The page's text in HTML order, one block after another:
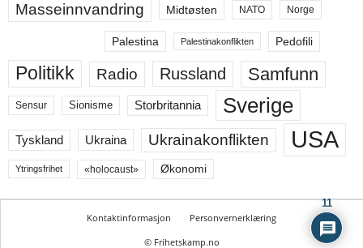
Masseinnvandring Midtøsten NATO Norge
Palestina Palestinakonflikten Pedofili
Politikk Radio Russland Samfunn
Sensur Sionisme Storbritannia Sverige
Tyskland Ukraina Ukrainakonflikten USA
Ytringsfrihet «holocaust» Økonomi
Kontaktinformasjon
Personvernerklæring
© Frihetskamp.no
11